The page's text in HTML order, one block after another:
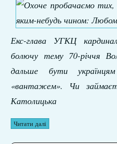
Екс-глава УГКЦ
болючу тему 70-річчя
дальше бути
«вантажем». Чи
Католицька
Читати далі